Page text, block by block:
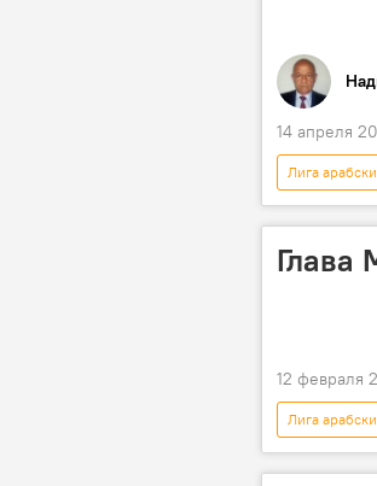
14 апреля
Лига
Глава
12 февраля
Лига
Политика